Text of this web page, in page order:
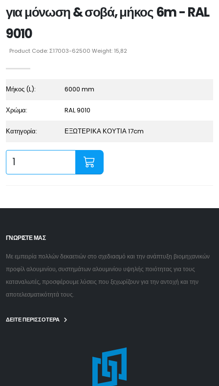
για μόνωση & σοβά, μήκος 6m - RAL
9010
Product Code: Σ17003-62500 Weight: 15,82
Μήκος (L): 6000 mm
Χρώμα: RAL 9010
Κατηγορία: ΕΞΩΤΕΡΙΚΑ ΚΟΥΤΙΑ 17cm
ΓΝΩΡΙΣΤΕ ΜΑΣ
Με εμπειρία πολλών δεκαετιών στο σχεδιασμό και την ανάπτυξη βιομηχανικών
προφίλ αλουμινίου, συστημάτων αλουμινίου υψηλής ποιότητας για τους
καταναλωτές, προσφέρουμε λύσεις που ξεχωρίζουν για την αντοχή και την
αποτελεσματικότητά τους.
ΔΕΙΤΕ ΠΕΡΙΣΣΟΤΕΡΑ